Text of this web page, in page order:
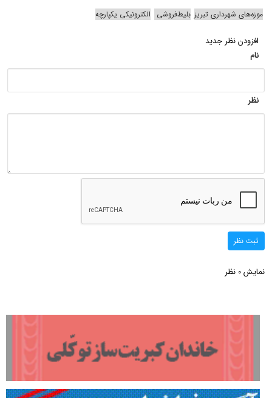
موزه‌های شهرداری تبریز بلیط‌فروشی الکترونیکی یکپارچه
افزودن نظر جدید
نام
نظر
ثبت نظر
نمایش 0 نظر